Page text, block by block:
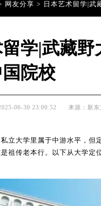
网友分享 > 日本艺术留学|武
留学|武藏
院校
06-30 23:00:52 来源：新东
立大学里属于中游水平，但
祖传老本行。以下从大学定